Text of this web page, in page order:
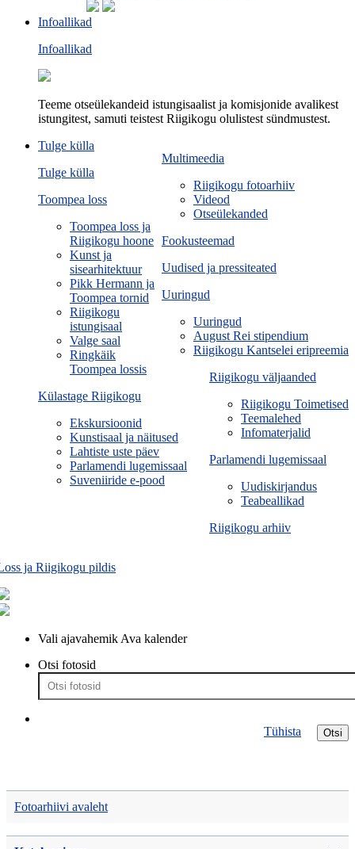
Infoallikad
Infoallikad
Teeme otseülekandeid istungisaalist ja komisjonide avalikest
istungitest, samuti teistest Riigikogu olulistest sündmustest.
Multimeedia
Riigikogu fotoarhiiv
Videod
Otseülekanded
Fookusteemad
Uudised ja pressiteated
Uuringud
Uuringud
August Rei stipendium
Riigikogu Kantselei eripreemia
Riigikogu väljaanded
Riigikogu Toimetised
Teemalehed
Infomaterjalid
Parlamendi lugemissaal
Uudiskirjandus
Teabeallikad
Riigikogu arhiiv
Tulge külla
Tulge külla
Toompea loss
Toompea loss ja
Riigikogu hoone
Kunst ja
sisearhitektuur
Pikk Hermann ja
Toompea tornid
Riigikogu
istungisaal
Valge saal
Ringkäik
Toompea lossis
Külastage Riigikogu
Ekskursioonid
Kunstisaal ja näitused
Lahtiste uste päev
Parlamendi lugemissaal
Suveniiride e-pood
ja Riigikogu pildis
Vali ajavahemik Ava kalender
Otsi fotosid
Otsi
Tühista
Fotoarhiivi avaleht